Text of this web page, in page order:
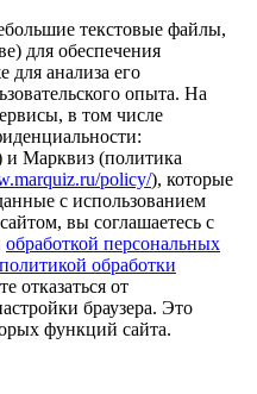
текстовые файлы,
для обеспечения
для анализа его
опыта. На
в том числе
и Марквиз (политика
policy/), которые
с использованием
вы соглашаетесь с
обработкой персональных
политикой обработки
отказаться от
браузера. Это
функций сайта.